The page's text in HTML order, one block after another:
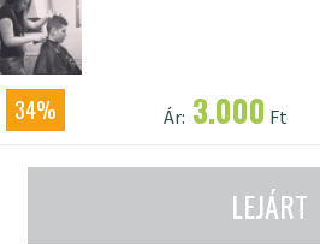
34% Ár: 3.000 Ft
LEJÁRT